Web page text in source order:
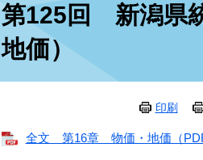
第125回 新潟県
地価）
印刷
全文 第16章 物価・地価（